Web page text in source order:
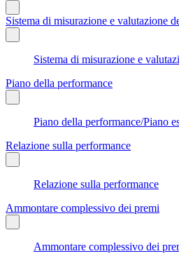
Sistema di misurazione e valutazione
Sistema di misurazione e
Piano della performance
Piano della performance/Piano
Relazione sulla performance
Relazione sulla performance
Ammontare complessivo dei premi
Ammontare complessivo dei